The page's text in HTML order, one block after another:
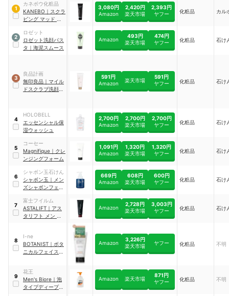
1
カネボウ化粧品
KANEBO ｜ スクラ
ビング マッド ウ
3,080円
Amazon
2,420円
楽天市場
2,393円
ヤフー
化粧品 カル
2
ロゼット
ロゼット洗顔パス
タ ｜ 海泥スムース
Amazon
493円
楽天市場
474円
ヤフー
化粧品 石け
3
良品計画
無印良品 ｜ マイル
ドスクラブ洗顔フ
591円
Amazon
楽天市場
591円
ヤフー
化粧品 石け
4
HOLOBELL
エッセンシャル保
湿ウォッシュ
2,700円
Amazon
2,700円
楽天市場
2,700円
ヤフー
化粧品 石け
5
コーセー
Magnifique ｜ クレ
ンジングフォーム
1,091円
Amazon
1,320円
楽天市場
1,320円
ヤフー
化粧品 石け
6
シャボン玉石けん
シャボン玉 ｜ メン
ズシャボンフェイ
669円
Amazon
608円
楽天市場
600円
ヤフー
化粧品 石け
7
富士フイルム
ASTALIFT ｜ アス
タリフト メン モ
Amazon
2,728円
楽天市場
3,003円
ヤフー
化粧品 石け
8
I-ne
BOTANIST ｜ ボタ
ニカルフェイスウ
Amazon
3,226円
楽天市場
ヤフー 化粧品 不明
9
花王
Men's Biore ｜ 泡
タイプディープモ
Amazon 楽天市場
871円
ヤフー
化粧品 不明